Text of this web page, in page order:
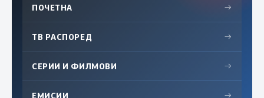
ПОЧЕТНА →
ТВ РАСПОРЕД →
СЕРИИ И ФИЛМОВИ →
ЕМИСИИ →